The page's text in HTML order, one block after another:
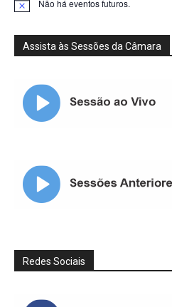
Notice Não há eventos futuros.
Assista às Sessões da Câmara
Redes Sociais